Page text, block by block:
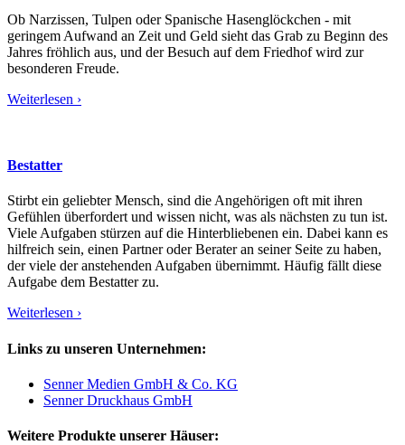
Ob Narzissen, Tulpen oder Spanische Hasenglöckchen - mit
geringem Aufwand an Zeit und Geld sieht das Grab zu Beginn des
Jahres fröhlich aus, und der Besuch auf dem Friedhof wird zur
besonderen Freude.
Weiterlesen ›
Bestatter
Stirbt ein geliebter Mensch, sind die Angehörigen oft mit ihren
Gefühlen überfordert und wissen nicht, was als nächsten zu tun ist.
Viele Aufgaben stürzen auf die Hinterbliebenen ein. Dabei kann es
hilfreich sein, einen Partner oder Berater an seiner Seite zu haben,
der viele der anstehenden Aufgaben übernimmt. Häufig fällt diese
Aufgabe dem Bestatter zu.
Weiterlesen ›
Links zu unseren Unternehmen:
Senner Medien GmbH & Co. KG
Senner Druckhaus GmbH
Weitere Produkte unserer Häuser: